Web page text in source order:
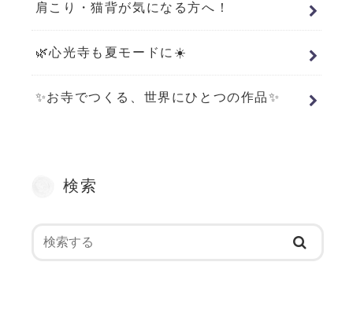
肩こり・猫背が気になる方へ！
🌿心光寺も夏モードに☀️
✨お寺でつくる、世界にひとつの作品✨
検索